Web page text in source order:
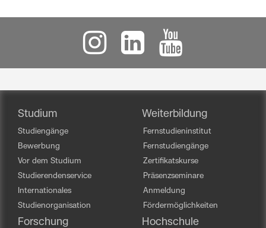
Studium
Studiengänge
Bewerbung
Vor dem Studium
Studierendenservice
Internationales
Studienorganisation
Weiterbildung
Fernstudieninstitut
Fernstudiengänge
Zertifikatskurse
Präsenzseminare
Anmeldung
Fördermöglichkeiten
Forschung Hochschule